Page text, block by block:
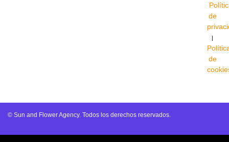
de
|
de
© Sun and Flower Agency. Todos los derechos reservados.